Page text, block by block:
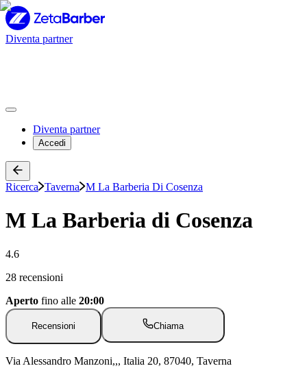
Diventa partner
Diventa partner
Accedi
Ricerca Taverna M La Barberia Di Cosenza
M La Barberia di Cosenza
4.6
28 recensioni
Aperto fino alle 20:00
Recensioni Chiama
Via Alessandro Manzoni,,, Italia 20, 87040, Taverna